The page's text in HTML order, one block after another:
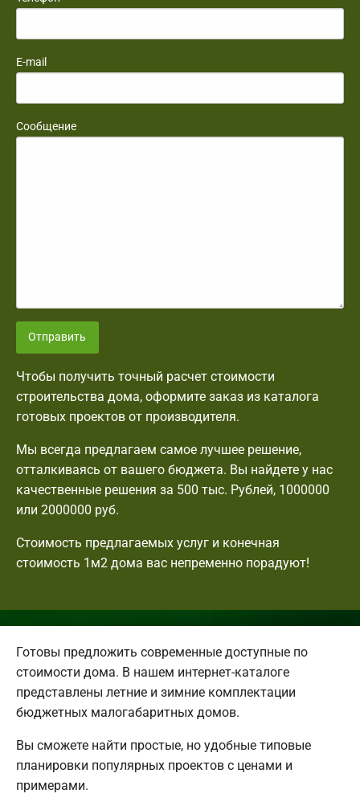
E-mail
Сообщение
Отправить
Чтобы получить точный расчет стоимости
строительства дома, оформите заказ из каталога
готовых проектов от производителя.
Мы всегда предлагаем самое лучшее решение,
отталкиваясь от вашего бюджета. Вы найдете у нас
качественные решения за 500 тыс. Рублей, 1000000
или 2000000 руб.
Стоимость предлагаемых услуг и конечная
стоимость 1м2 дома вас непременно порадуют!
Готовы предложить современные доступные по
стоимости дома. В нашем интернет-каталоге
представлены летние и зимние комплектации
бюджетных малогабаритных домов.
Вы сможете найти простые, но удобные типовые
планировки популярных проектов с ценами и
примерами.